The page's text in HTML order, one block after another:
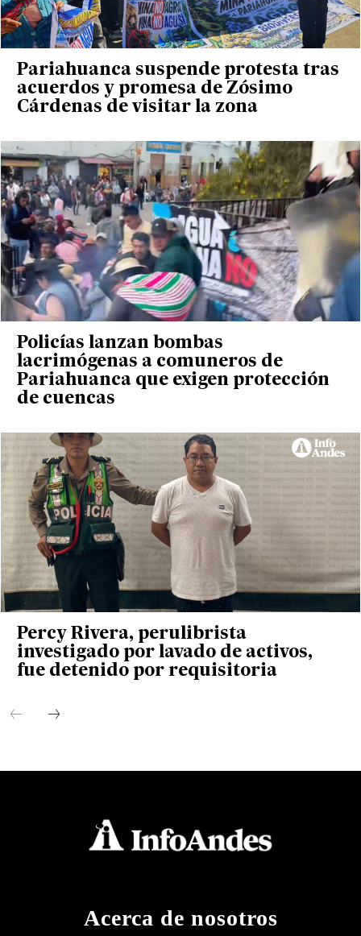
Pariahuanca suspende protesta tras
acuerdos y promesa de Zósimo
Cárdenas de visitar la zona
Policías lanzan bombas
lacrimógenas a comuneros de
Pariahuanca que exigen protección
de cuencas
Percy Rivera, perulibrista
investigado por lavado de activos,
fue detenido por requisitoria
Acerca de nosotros